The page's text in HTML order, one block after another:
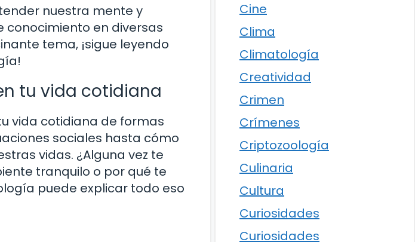
nuestra mente y
en diversas
tema, ¡sigue leyendo
tu vida cotidiana
vida cotidiana de formas
sociales hasta cómo
vidas. ¿Alguna vez te
tranquilo o por qué te
puede explicar todo eso
Cine
Clima
Climatología
Creatividad
Crimen
Crímenes
Criptozoología
Culinaria
Cultura
Curiosidades
Curiosidades